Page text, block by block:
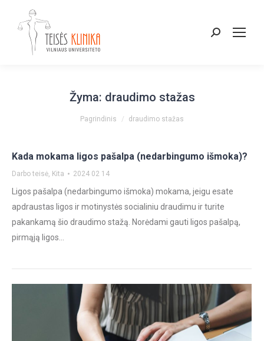
Paieška:
Žyma: draudimo stažas
You are here:
Pagrindinis draudimo stažas
Kada mokama ligos pašalpa (nedarbingumo išmoka)?
Darbo teisė, Kita 2024 02 14
Ligos pašalpa (nedarbingumo išmoka) mokama, jeigu esate
apdraustas ligos ir motinystės socialiniu draudimu ir turite
pakankamą šio draudimo stažą. Norėdami gauti ligos pašalpą,
pirmąją ligos…